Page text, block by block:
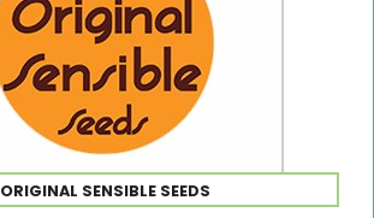
ORIGINAL SENSIBLE SEEDS